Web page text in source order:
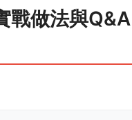
戰做法與Q&A